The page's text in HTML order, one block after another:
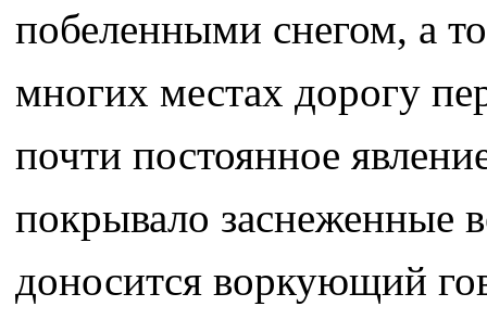
побеленными снегом, а
многих местах дорогу
почти постоянное
покрывало заснеженные
доносится воркующий